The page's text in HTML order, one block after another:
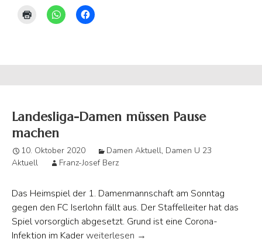
Landesliga-Damen müssen Pause
machen
10. Oktober 2020 Damen Aktuell, Damen U 23
Aktuell
Franz-Josef Berz
Das Heimspiel der 1. Damenmannschaft am Sonntag
gegen den FC Iserlohn fällt aus. Der Staffelleiter hat das
Spiel vorsorglich abgesetzt. Grund ist eine Corona-
Infektion im KaderLandesliga-Damen müssen Pause machen
weiterlesen →